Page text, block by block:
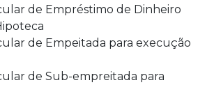
de Empréstimo de Dinheiro
de Empeitada para execução
de Sub-empreitada para